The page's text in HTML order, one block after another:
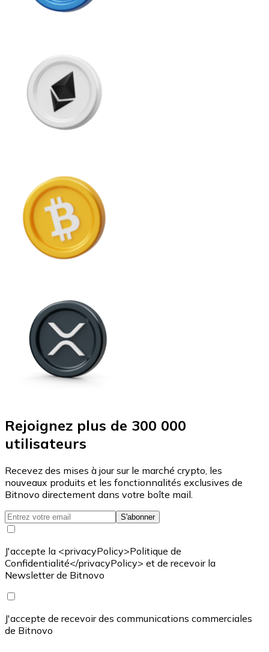
Rejoignez plus de 300 000
utilisateurs
Recevez des mises à jour sur le marché crypto, les
nouveaux produits et les fonctionnalités exclusives de
Bitnovo directement dans votre boîte mail.
S'abonner
J'accepte la <privacyPolicy>Politique de
Confidentialité</privacyPolicy> et de recevoir la
Newsletter de Bitnovo
J'accepte de recevoir des communications commerciales
de Bitnovo